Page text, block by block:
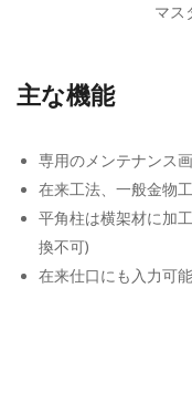
マス
主な機能
専用のメンテナンス
在来工法、一般金物
平角柱は横架材に加
換不可)
在来仕口にも入力可